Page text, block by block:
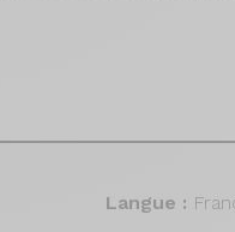
Langue :